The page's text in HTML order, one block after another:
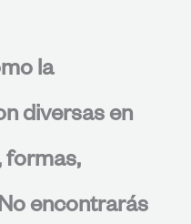
la
diversas en
formas,
encontrarás